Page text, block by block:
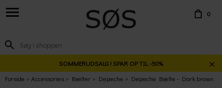
0
SOMMERUDSALG ! SPAR OP TIL -50%
Forside
Accessories Bælter Depeche Depeche Bælte - Dark brown